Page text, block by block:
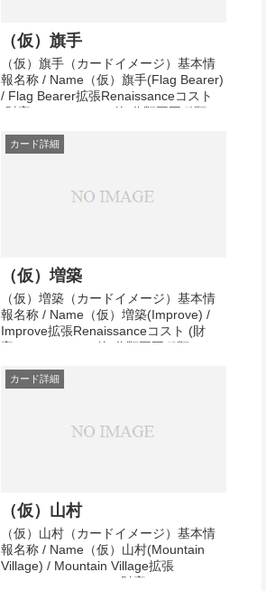
（仮）旗手
（仮）旗手（カードイメージ）基本情
報名称 / Name（仮）旗手(Flag Bearer)
/ Flag Bearer拡張Renaissanceコスト
(財宝)4コスト (その他)分類王国種類ア
カード詳細
（仮）増築
（仮）増築（カードイメージ）基本情
報名称 / Name（仮）増築(Improve) /
Improve拡張Renaissanceコスト (財
宝)3コスト (その他)分類王国種類アク
カード詳細
（仮）山村
（仮）山村（カードイメージ）基本情
報名称 / Name（仮）山村(Mountain
Village) / Mountain Village拡張
Renaissanceコスト (財宝)4コスト (そ